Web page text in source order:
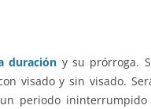
duración y su prórroga.
visado y sin visado.
periodo ininterrumpido